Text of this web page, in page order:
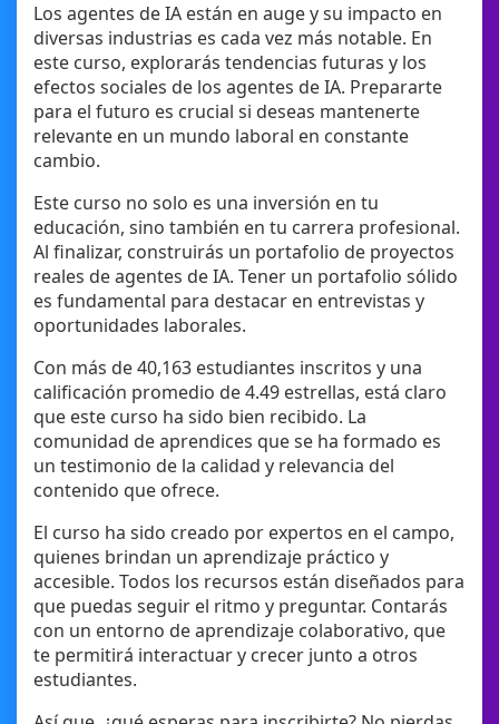
Los agentes de IA están en auge y su impacto en
diversas industrias es cada vez más notable. En
este curso, explorarás tendencias futuras y los
efectos sociales de los agentes de IA. Prepararte
para el futuro es crucial si deseas mantenerte
relevante en un mundo laboral en constante
cambio.
Este curso no solo es una inversión en tu
educación, sino también en tu carrera profesional.
Al finalizar, construirás un portafolio de proyectos
reales de agentes de IA. Tener un portafolio sólido
es fundamental para destacar en entrevistas y
oportunidades laborales.
Con más de 40,163 estudiantes inscritos y una
calificación promedio de 4.49 estrellas, está claro
que este curso ha sido bien recibido. La
comunidad de aprendices que se ha formado es
un testimonio de la calidad y relevancia del
contenido que ofrece.
El curso ha sido creado por expertos en el campo,
quienes brindan un aprendizaje práctico y
accesible. Todos los recursos están diseñados para
que puedas seguir el ritmo y preguntar. Contarás
con un entorno de aprendizaje colaborativo, que
te permitirá interactuar y crecer junto a otros
estudiantes.